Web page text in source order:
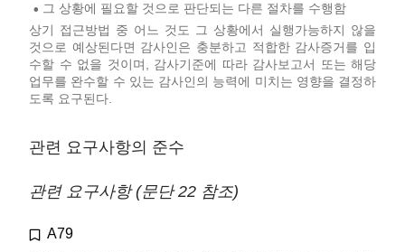
• 그 상황에 필요할 것으로 판단되는 다른 절차를 수행함
상기 접근방법 중 어느 것도 그 상황에서 실행가능하지 않을
것으로 예상된다면 감사인은 충분하고 적합한 감사증거를 입
수할 수 없을 것이며, 감사기준에 따라 감사보고서 또는 해당
업무를 완수할 수 있는 감사인의 능력에 미치는 영향을 결정하
도록 요구된다.
관련 요구사항의 준수
관련 요구사항 (문단 22 참조)
A79